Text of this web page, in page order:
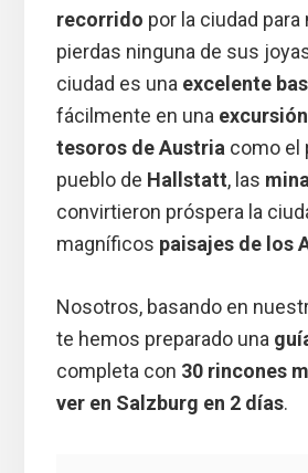
recorrido por la ciudad para
pierdas ninguna de sus
ciudad es una excelente
fácilmente en una
tesoros de Austriacomo el
pueblo de Hallstatt, las
convirtieron próspera la
magníficos paisajes de los
Nosotros, basando en
te hemos preparado una
completa con 30 rincones
ver en Salzburg en 2 días.